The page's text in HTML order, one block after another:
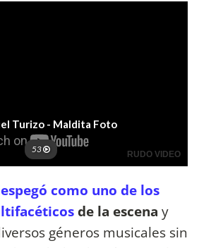
como uno de los
de la escena y
géneros musicales sin